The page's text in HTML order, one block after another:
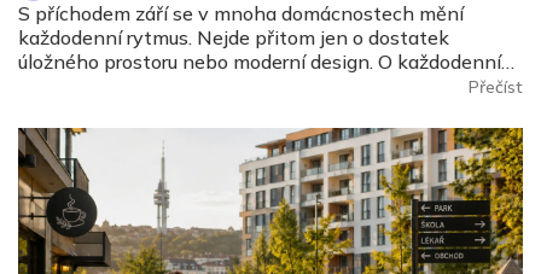
S příchodem září se v mnoha domácnostech mění
každodenní rytmus. Nejde přitom jen o dostatek
úložného prostoru nebo moderní design. O každodenním
Přečíst